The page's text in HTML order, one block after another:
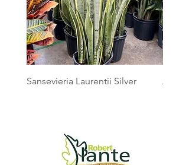
Sansevieria Laurentii Silver